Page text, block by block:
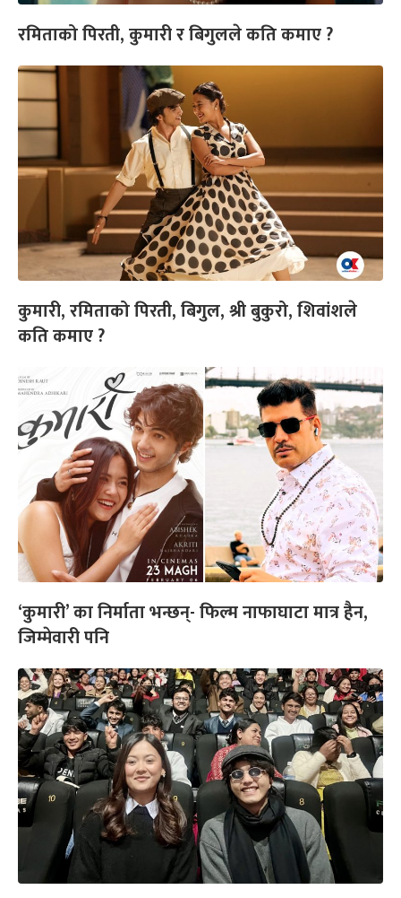
रमिताको पिरती, कुमारी र बिगुलले कति कमाए ?
कुमारी, रमिताको पिरती, बिगुल, श्री बुकुरो, शिवांशले
कति कमाए ?
‘कुमारी’ का निर्माता भन्छन्- फिल्म नाफाघाटा मात्र हैन,
जिम्मेवारी पनि